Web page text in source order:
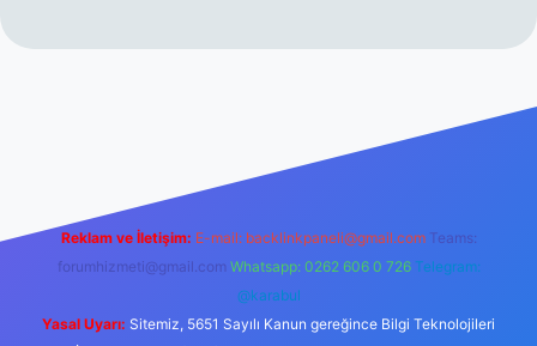
Betexper giriş
Reklam ve İletişim: E-mail: backlinkpaneli@gmail.com Teams:
forumhizmeti@gmail.com Whatsapp: 0262 606 0 726 Telegram:
@karabul
Yasal Uyarı: Sitemiz, 5651 Sayılı Kanun gereğince Bilgi Teknolojileri